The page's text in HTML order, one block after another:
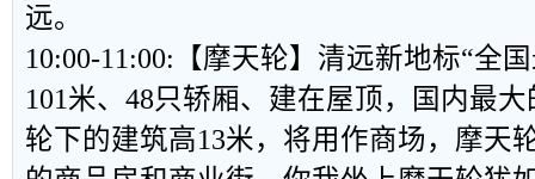
远。
10:00-11:00:【摩天轮】清远新地标“全
101米、48只轿厢、建在屋顶，国内最
轮下的建筑高13米，将用作商场，摩天